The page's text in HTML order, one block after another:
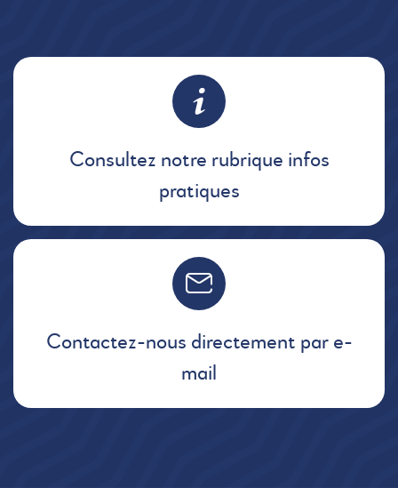
Consultez notre rubrique infos
pratiques
Contactez-nous directement par e-
mail